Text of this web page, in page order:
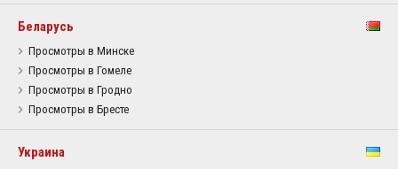
Беларусь
Просмотры в Минске
Просмотры в Гомеле
Просмотры в Гродно
Просмотры в Бресте
Украина